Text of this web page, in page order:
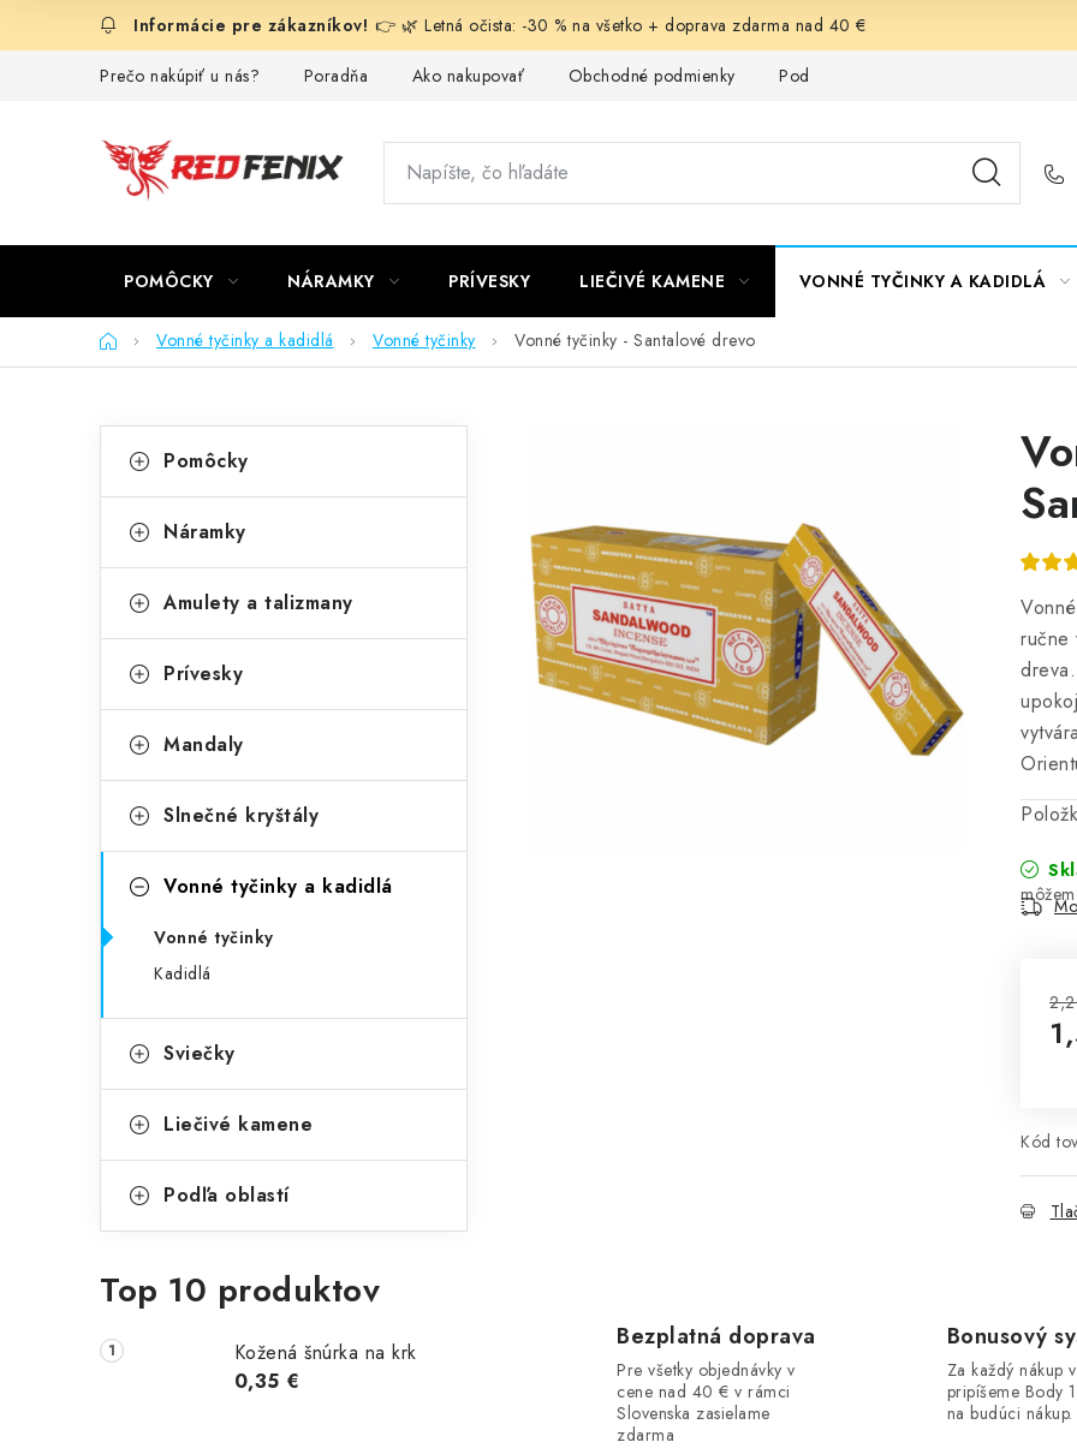
👉 🌿 Letná očista: -30 % na všetko + doprava zdarma nad 40 €
Prečo nakúpiť u nás? Poradňa Ako nakupovať Obchodné podmienky Podmienky ochrany osobných údajov
POMÔCKY NÁRAMKY PRÍVESKY LIEČIVÉ KAMENE VONNÉ TYČINKY A KADIDLÁ
DomovVonné tyčinky a kadidlá Vonné tyčinky Vonné tyčinky - Santalové drevo
o
n
ý
a
n
l
kategórie
a
e
ó
i
Pomôcky
Náramky
Amulety a talizmany
Prívesky
Mandaly
Slnečné kryštály
Vonné tyčinky a kadidlá
Vonné tyčinky
Kadidlá
Sviečky
Liečivé kamene
Podľa oblastí
Top 10 produktov
Kožená šnúrka na krk
0,35 €
ručne
Kód
Bezplatná doprava
Pre všetky objednávky v
cene nad 40 € v rámci
Slovenska zasielame
zdarma
Bonusový
Za každý nákup
pripíšeme Body
na budúci nákup.